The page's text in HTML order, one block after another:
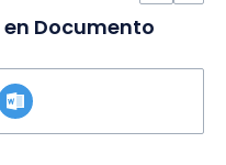
Documento